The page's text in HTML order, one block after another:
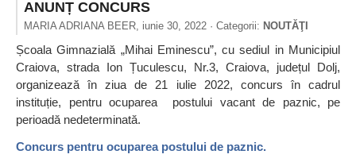
ANUNȚ CONCURS
MARIA ADRIANA BEER, iunie 30, 2022 · Categorii: NOUTĂŢI
Școala Gimnazială „Mihai Eminescu”, cu sediul in Municipiul
Craiova, strada Ion Țuculescu, Nr.3, Craiova, județul Dolj,
organizează în ziua de 21 iulie 2022, concurs în cadrul
instituție, pentru ocuparea postului vacant de paznic, pe
perioadă nedeterminată.
Concurs pentru ocuparea postului de paznic.